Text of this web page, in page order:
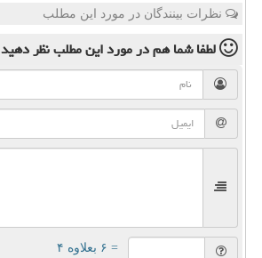
نظرات بینندگان در مورد این مطلب
لطفا شما همدر مورد این مطلبنظر دهید
= ۶ بعلاوه ۴